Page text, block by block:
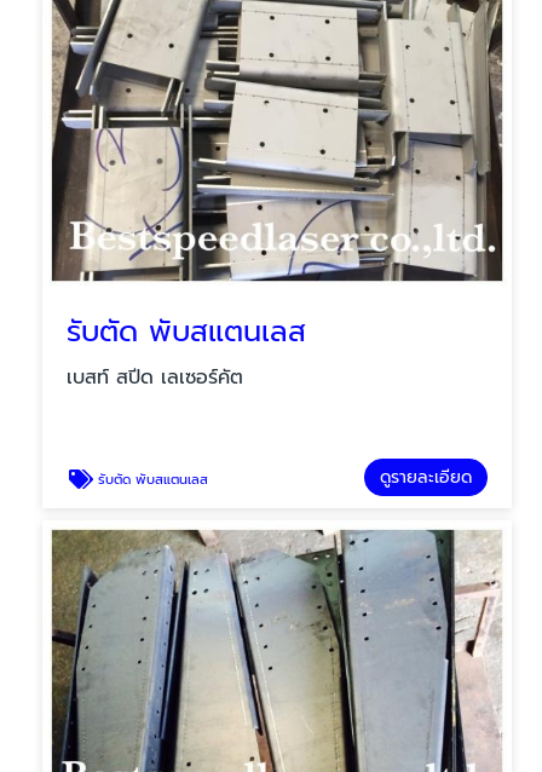
รับตัด พับสแตนเลส
เบสท์ สปีด เลเซอร์คัต
รับตัด พับสแตนเลส ดูรายละเอียด